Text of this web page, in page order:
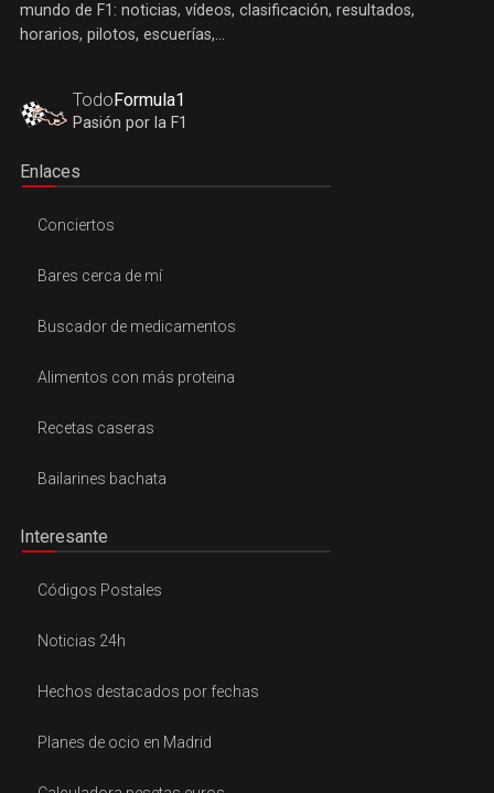
mundo de F1: noticias, vídeos, clasificación, resultados,
horarios, pilotos, escuerías,...
Todo Formula1
Pasión por la F1
Enlaces
Conciertos
Bares cerca de mí
Buscador de medicamentos
Alimentos con más proteina
Recetas caseras
Bailarines bachata
Interesante
Códigos Postales
Noticias 24h
Hechos destacados por fechas
Planes de ocio en Madrid